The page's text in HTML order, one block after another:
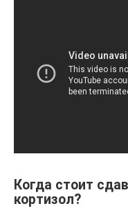
Когда стоит
кортизол?